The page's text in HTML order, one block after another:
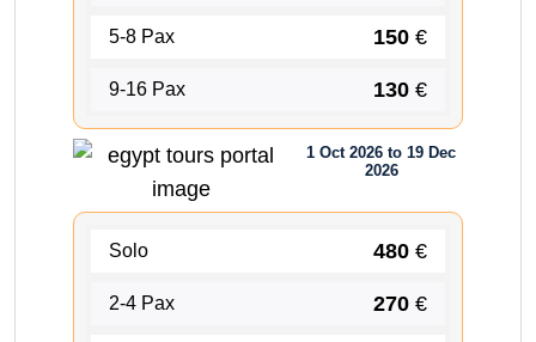
5-8 Pax 150 €
9-16 Pax 130 €
1 Oct 2026 to 19 Dec
2026
Solo 480 €
2-4 Pax 270 €